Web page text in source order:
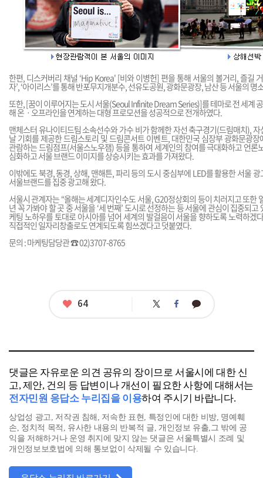
한편, 디스커버리 채널 ‘Hip Korea' [비와 이병헌] 편을 통해 서울의 볼거리, 즐길
자’, ‘아이리스’를 통해 반포무지개분수, 선유도공원, 광화문광장, 남산 등 서울의 명
또한, [꿈이 이루어지는 도시 서울(Seoul Infinite Dream Series)]를 테마로 전 세계
해 온ㆍ오프라인을 연계하는 대형 프로모션을 성공적으로 전개하였다.
맨체스터 유나이티드팀 소속선수와 가수 비가 함께한 자선 축구경기(드림매치),
날 기회를 제공한 드림스토리 및 드림콘서트 이벤트, 대한민국 심장부 광화문광
관람하는 드림점프(서울스노우잼) 등을 통하여 세계인의 참여를 극대화하고 언론
심화하고 서울 브랜드 이미지를 상승시키는 효과를 가져왔다.
이밖에도 북경, 동경, 상해, 맨해튼, 파리 등의 도시 중심부에 LED를 활용한 서울
서울브랜드를 집중 광고해 왔다.
서울시 관계자는 “올해는 세계디자인수도 서울, G20정상회의 등이 치러지고 또한
년 꼭 가봐야 할 곳 중 서울을 ‘세 번째’ 도시로 선정하는 등 서울에 관심이 집중되
케팅 노하우를 토대로 아시아를 넘어 세계의 발걸음이 서울을 향하도록 노력하겠
직접적인 일자리창출로도 연계되도록 힘쓰겠다고 덧붙였다.
문의 : 마케팅담당관 ☎ 02)3707-8765
좋
64
트
페
카
카
댓글은 자유로운 의견 공유의 장이므로 서울시에 대한 신
고, 제안, 건의 등 답변이나 개선이 필요한 사항에 대해서는
전자민원 응답소 누리집을 이용하여 주시기 바랍니다.
상업성 광고, 저작권 침해, 저속한 표현, 특정인에 대한 비방, 명예훼
손, 정치적 목적, 유사한 내용의 반복적 글, 개인정보 유출,그 밖에 공
익을 저해하거나 운영 취지에 맞지 않는 댓글은 서울특별시 조례 및
개인정보보호법에 의해 통보없이 삭제될 수 있습니다.